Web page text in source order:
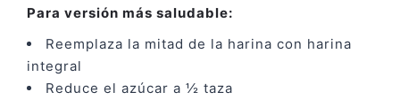
Para versión más saludable:
Reemplaza la mitad de la harina con harina
integral
Reduce el azúcar a ½ taza